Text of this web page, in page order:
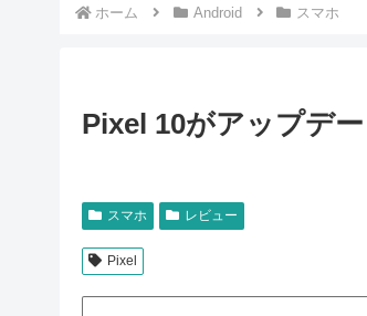
ホーム Android スマホ
Pixel 10がアップデ
スマホ レビュー
Pixel